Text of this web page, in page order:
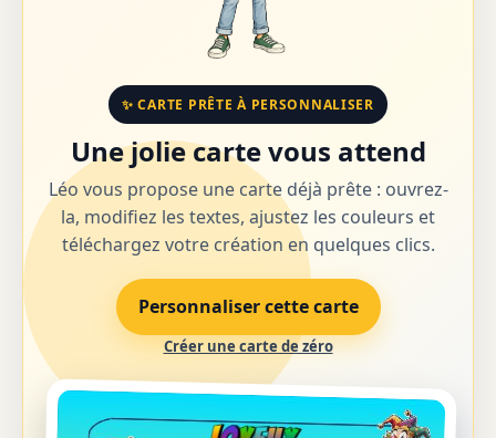
✨ CARTE PRÊTE À PERSONNALISER
Une jolie carte vous attend
Léo vous propose une carte déjà prête : ouvrez-
la, modifiez les textes, ajustez les couleurs et
téléchargez votre création en quelques clics.
Personnaliser cette carte
Créer une carte de zéro